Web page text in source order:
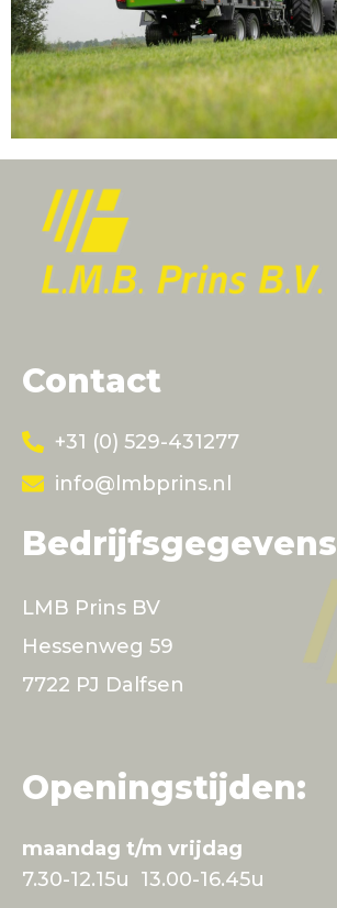
Contact
+31 (0) 529-431277
info@lmbprins.nl
Bedrijfsgegevens
LMB Prins BV
Hessenweg 59
7722 PJ Dalfsen
Openingstijden:
maandag t/m vrijdag
7.30-12.15u 13.00-16.45u